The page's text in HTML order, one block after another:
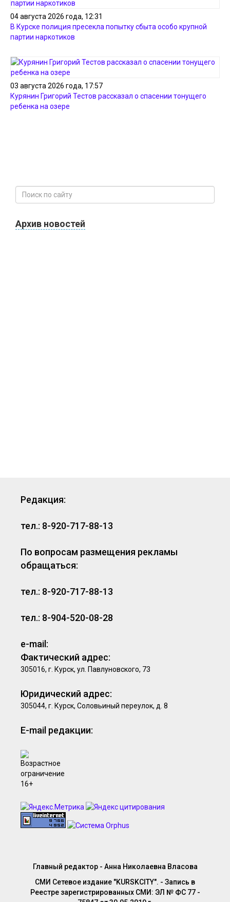
04 августа 2026 года, 12:31
В Курске полиция пресекла попытку сбыта особо крупной
партии наркотиков
03 августа 2026 года, 17:57
Курянин Григорий Тестов рассказал о спасении тонущего
ребенка на озере
Архив новостей
Редакция:
тел.: 8-920-717-88-13
По вопросам размещения рекламы
обращаться:
тел.: 8-920-717-88-13
тел.: 8-904-520-08-28
e-mail:
Фактический адрес:
305016, г. Курск, ул. Павлуновского, 73
Юридический адрес:
305044, г. Курск, Соловьиный переулок, д. 8
E-mail редакции:
Главный редактор - Анна Николаевна Власова
СМИ Сетевое издание "KURSKCITY". - Запись в
Реестре зарегистрированных СМИ: ЭЛ № ФС 77 -